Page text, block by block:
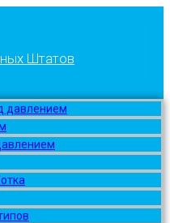
Штатов
давлением